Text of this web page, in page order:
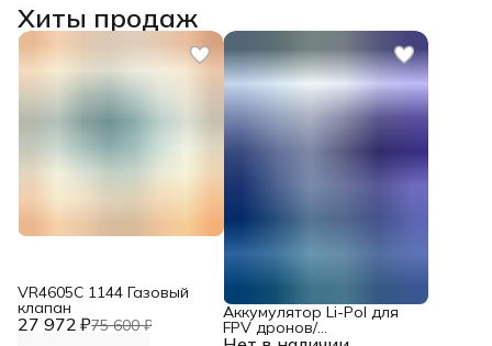
Хиты продаж
27 972 ₽75 600 ₽
VR4605С 1144 Газовый
клапан Аккумулятор Li-Pol для
FPV дронов/